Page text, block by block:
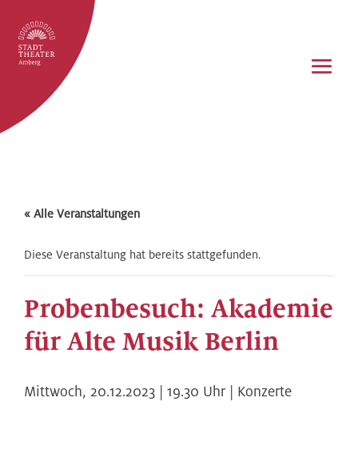
« Alle Veranstaltungen
Diese Veranstaltung hat bereits stattgefunden.
Probenbesuch: Akademie
für Alte Musik Berlin
Mittwoch, 20.12.2023 | 19.30 Uhr | Konzerte